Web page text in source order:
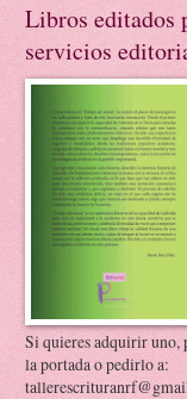
Libros editados
servicios
Si quieres adquirir uno,
la portada o pedirlo a: